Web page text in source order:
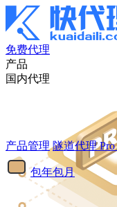
免费代理
产品
国内代理
产品管理 隧道代理Pro
包年包月